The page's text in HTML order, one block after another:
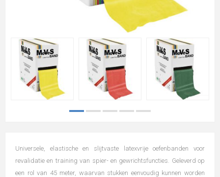
Universele, elastische en slijtvaste latexvrije oefenbanden voor
revalidatie en training van spier- en gewrichtsfuncties. Geleverd op
een rol van 45 meter, waarvan stukken eenvoudig kunnen worden